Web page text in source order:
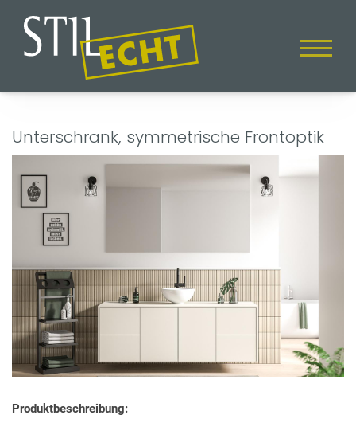
Unterschrank, symmetrische Frontoptik
Produktbeschreibung: